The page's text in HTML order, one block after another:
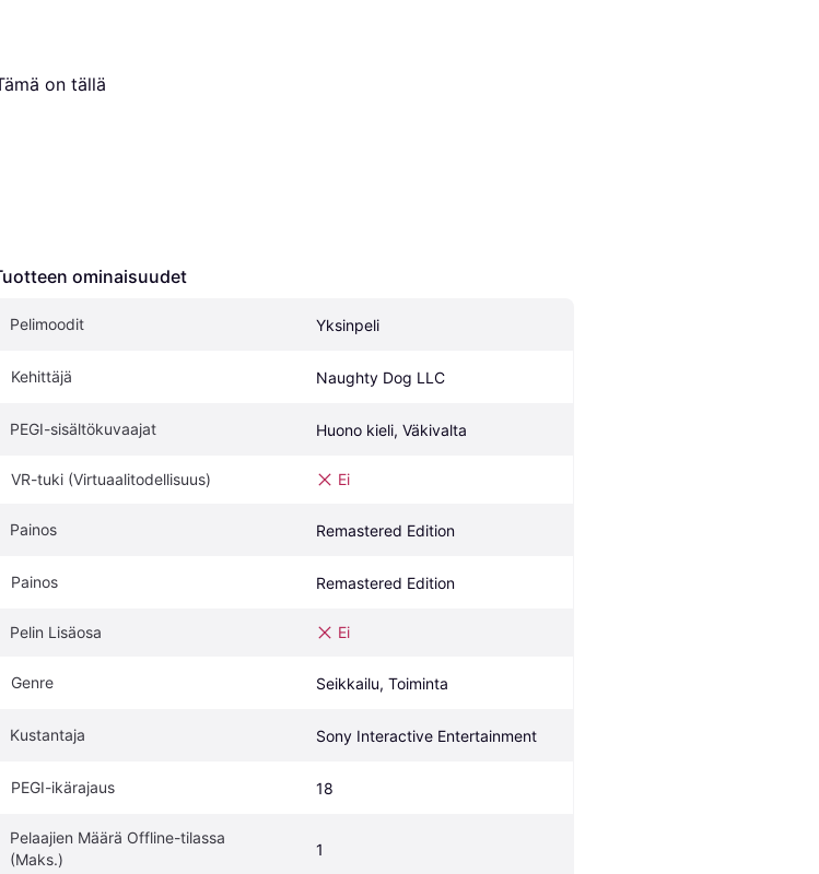
on tällä
ominaisuudet
Pelimoodit Yksinpeli
Kehittäjä Naughty Dog LLC
PEGI-sisältökuvaajat Huono kieli, Väkivalta
VR-tuki (Virtuaalitodellisuus) Ei
Painos Remastered Edition
Painos Remastered Edition
Pelin Lisäosa Ei
Genre Seikkailu, Toiminta
Kustantaja Sony Interactive Entertainment
PEGI-ikärajaus 18
Pelaajien Määrä Offline-tilassa
(Maks.)
1